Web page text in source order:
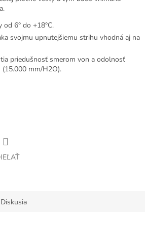
6° do +18°C.
svojmu upnutejšiemu strihu vhodná aj na
priedušnosť smerom von a odolnosť
mm/H2O).
Diskusia